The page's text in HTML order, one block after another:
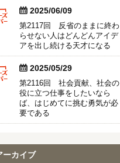
 2025/06/09
第2117回 反省のままに終わ
らせない人はどんどんアイデ
アを出し続ける天才になる
 2025/05/29
第2116回 社会貢献、社会の
役に立つ仕事をしたいなら
ば、はじめてに挑む勇気が必
要である
ーカイブ